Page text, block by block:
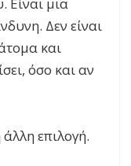
Δεν είναι
και
όσο και αν
επιλογή.